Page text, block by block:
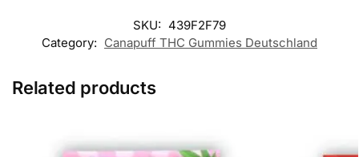
SKU: 439F2F79
Category: Canapuff THC Gummies​ Deutschland
Related products